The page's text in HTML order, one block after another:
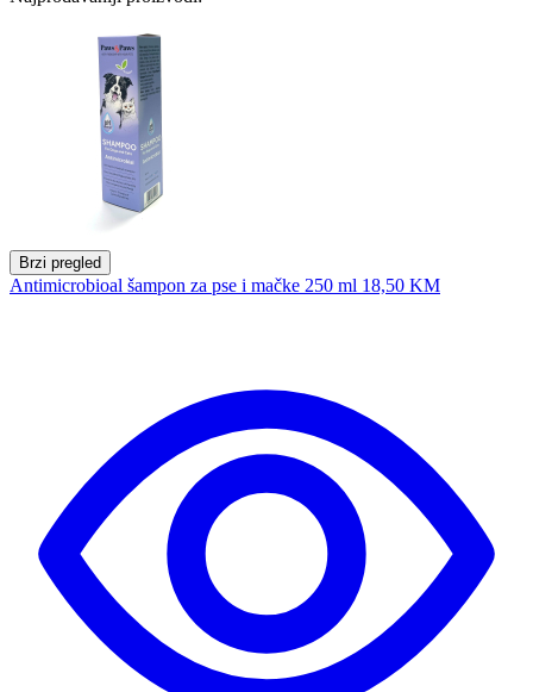
Brzi pregled
Antimicrobioal šampon za pse i mačke 250 ml 18,50 KM